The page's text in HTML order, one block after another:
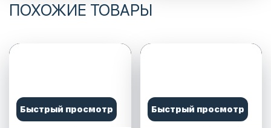
ПОХОЖИЕ ТОВАРЫ
Быстрый просмотр Быстрый просмотр